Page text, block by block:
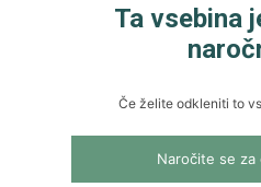
Ta vsebina
Če želite odkleniti to
Naročite se za